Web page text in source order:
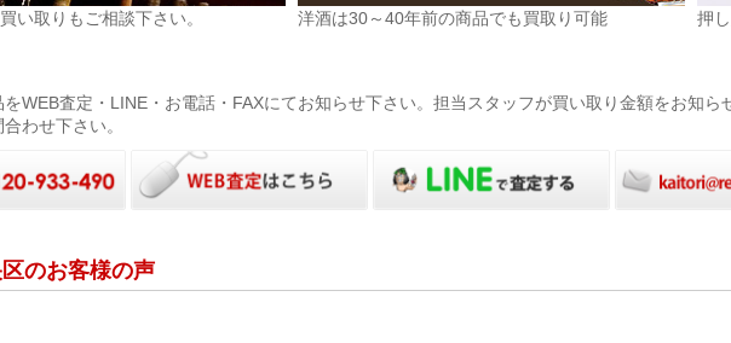
い取りもご相談下さい。 洋酒は30～40年前の商品でも買取り可能 押
WEB査定・LINE・お電話・FAXにてお知らせ下さい。担当スタッフが買い取り金額をお知
わせ下さい。
のお客様の声